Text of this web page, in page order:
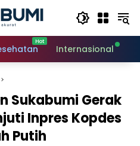
Internasional
Sukabumi Gerak
Inpres Kopdes
Putih